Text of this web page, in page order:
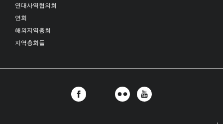
연대사역협의회
연회
해외지역총회
지역총회들